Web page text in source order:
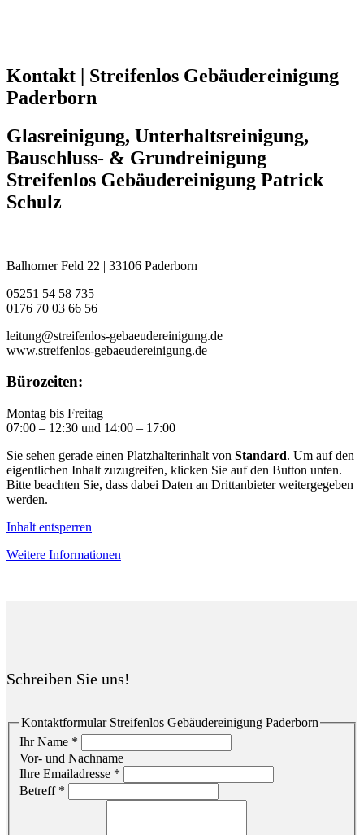
Kontakt | Streifenlos Gebäudereinigung
Paderborn
Glasreinigung, Unterhaltsreinigung,
Bauschluss- & Grundreinigung
Streifenlos Gebäudereinigung Patrick
Schulz
Balhorner Feld 22 | 33106 Paderborn
05251 54 58 735
0176 70 03 66 56
leitung@streifenlos-gebaeudereinigung.de
www.streifenlos-gebaeudereinigung.de
Bürozeiten:
Montag bis Freitag
07:00 – 12:30 und 14:00 – 17:00
Sie sehen gerade einen Platzhalterinhalt von Standard. Um auf den
eigentlichen Inhalt zuzugreifen, klicken Sie auf den Button unten.
Bitte beachten Sie, dass dabei Daten an Drittanbieter weitergegeben
werden.
Inhalt entsperren
Weitere Informationen
Schreiben Sie uns!
Kontaktformular Streifenlos Gebäudereinigung Paderborn
Ihr Name *
Vor- und Nachname
Ihre Emailadresse *
Betreff *